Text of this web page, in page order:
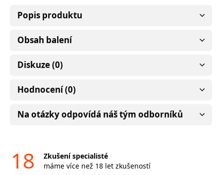
Popis produktu
Obsah balení
Diskuze (0)
Hodnocení (0)
Na otázky odpovídá náš tým odborníků
18
Zkušení specialisté
máme více než 18 let zkušeností